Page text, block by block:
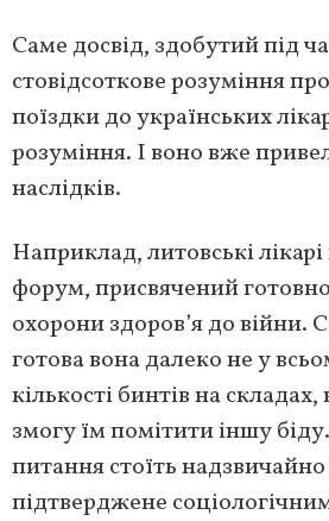
Саме досвід, здобутий під
стовідсоткове розуміння
поїздки до українських
розуміння. І воно вже
наслідків.
Наприклад, литовські
форум, присвячений
охорони здоров’я до війни.
готова вона далеко не у
кількості бинтів на
змогу їм помітити іншу
питання стоїть надзвичайно
підтверджене